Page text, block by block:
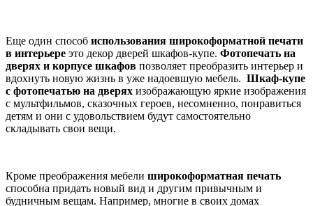
Еще один способ использования широкоформатной печати
в интерьере это декор дверей шкафов-купе. Фотопечать на
дверях и корпусе шкафов позволяет преобразить интерьер и
вдохнуть новую жизнь в уже надоевшую мебель. Шкаф-купе
с фотопечатью на дверях изображающую яркие изображения
с мультфильмов, сказочных героев, несомненно, понравиться
детям и они с удовольствием будут самостоятельно
складывать свои вещи.
Кроме преображения мебели широкоформатная печать
способна придать новый вид и другим привычным и
будничным вещам. Например, многие в своих домах